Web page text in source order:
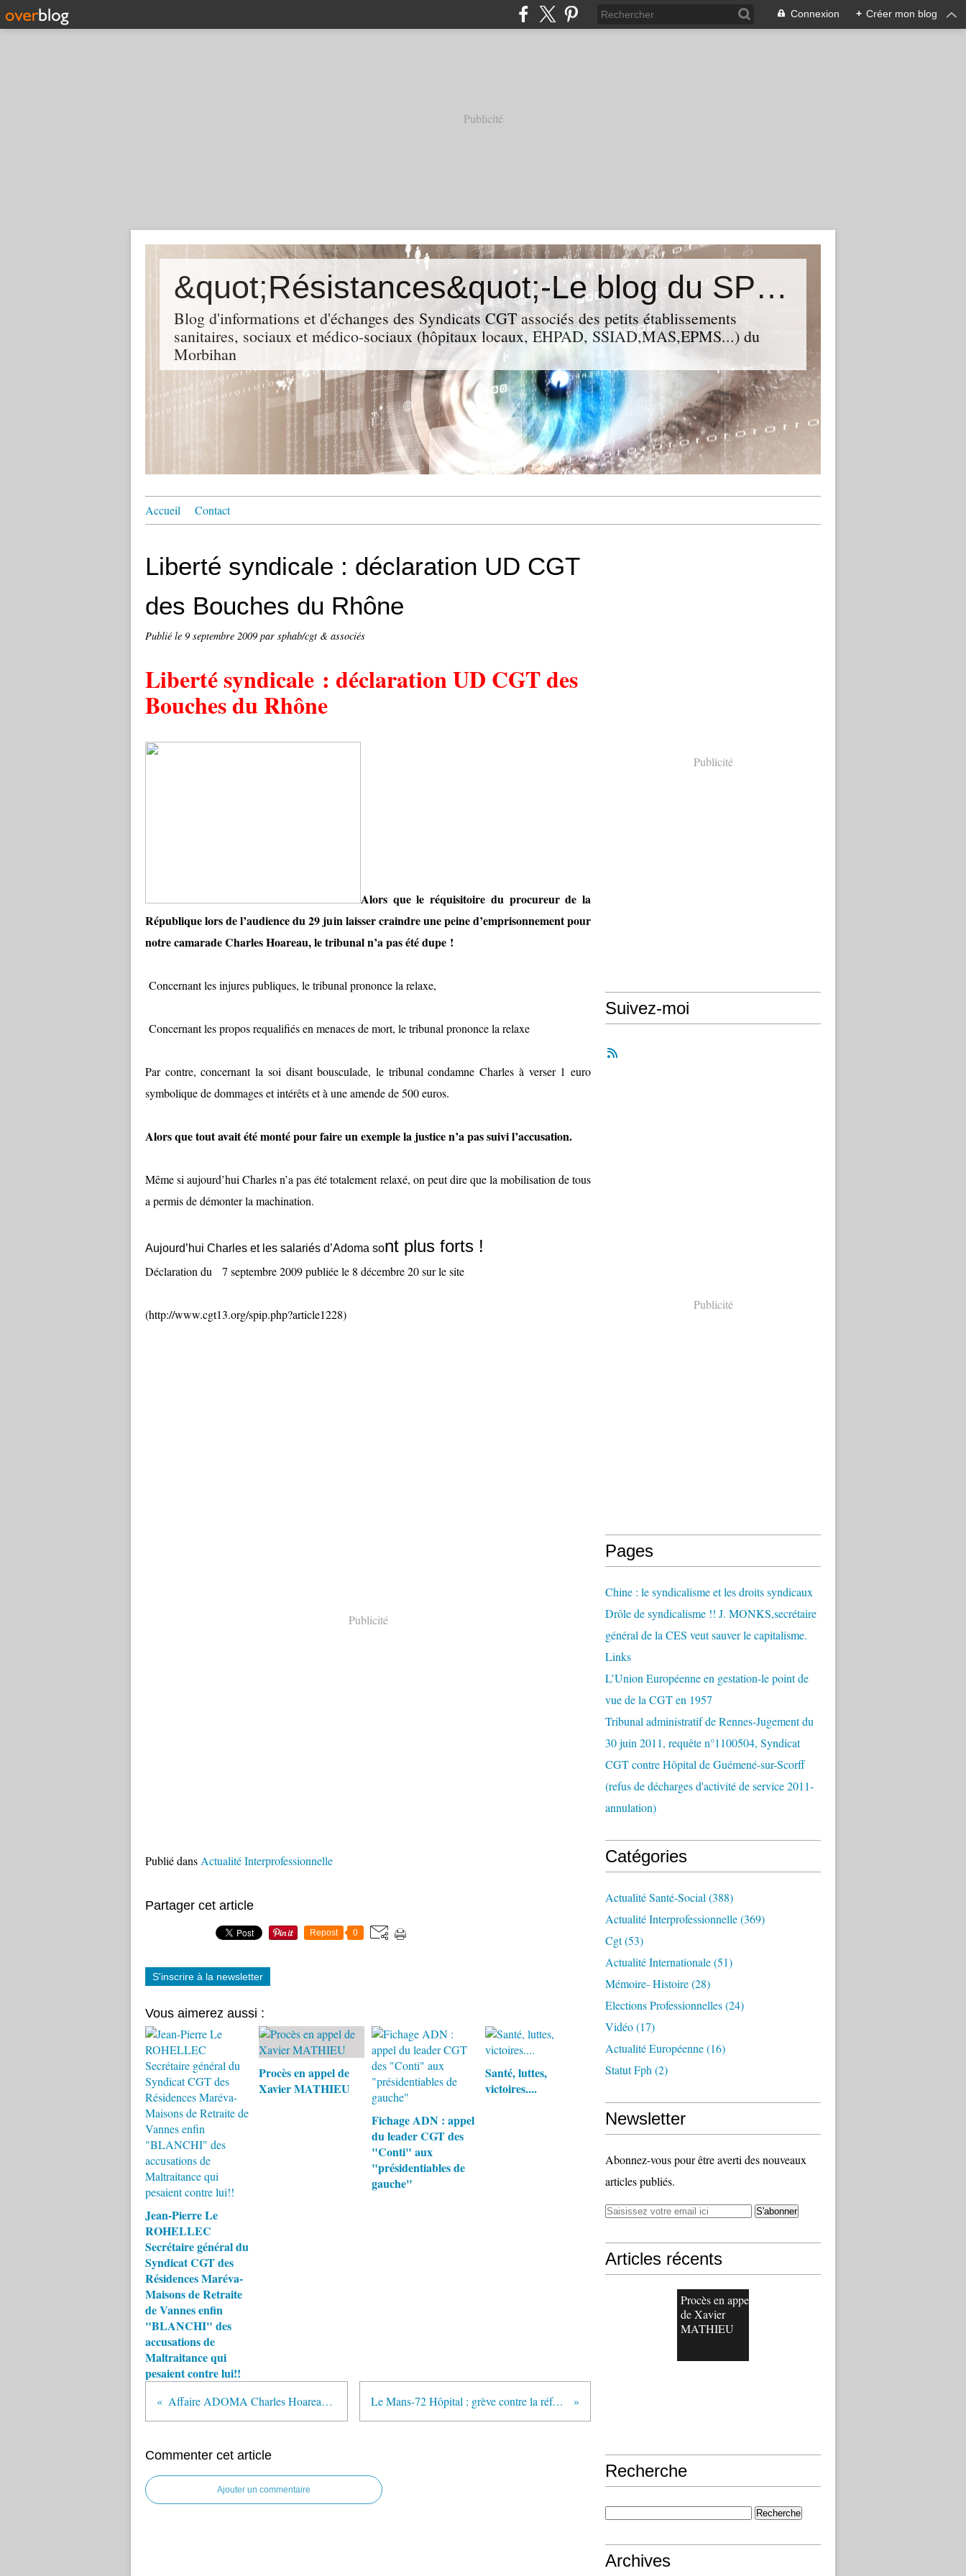
Connexion + Créer mon blog
Publicité
&quot;Résistances&quot;-Le blog du SPHAB/CGT (56-Guémené-sur-Scorff) et des Syndicats CGT associés des petits établissements sanitaires, sociaux et médico-sociaux du Morbihan qui résistent à la casse
Blog d'informations et d'échanges des Syndicats CGT associés des petits établissements
sanitaires, sociaux et médico-sociaux (hôpitaux locaux, EHPAD, SSIAD,MAS,EPMS...) du
Morbihan
Accueil Contact
Liberté syndicale : déclaration UD CGT
des Bouches du Rhône
Publié le 9 septembre 2009 par sphab/cgt & associés
Liberté syndicale : déclaration UD CGT des
Bouches du Rhône
Alors que le réquisitoire du procureur de la
République lors de l’audience du 29 juin laisser craindre une peine d’emprisonnement pour
notre camarade Charles Hoareau, le tribunal n’a pas été dupe !
Concernant les injures publiques, le tribunal prononce la relaxe,
Concernant les propos requalifiés en menaces de mort, le tribunal prononce la relaxe
Par contre, concernant la soi disant bousculade, le tribunal condamne Charles à verser 1 euro
symbolique de dommages et intérêts et à une amende de 500 euros.
Alors que tout avait été monté pour faire un exemple la justice n’a pas suivi l’accusation.
Même si aujourd’hui Charles n’a pas été totalement relaxé, on peut dire que la mobilisation de tous
a permis de démonter la machination.
Aujourd’hui Charles et les salariés d’Adoma sont plus forts !
Déclaration du 7 septembre 2009 publiée le 8 décembre 20 sur le site
(http://www.cgt13.org/spip.php?article1228)
Publicité
Publié dans Actualité Interprofessionnelle
Partager cet article
Repost 0
S'inscrire à la newsletter
Vous aimerez aussi :
Jean-Pierre Le
ROHELLEC
Secrétaire général du
Syndicat CGT des
Résidences Maréva-
Maisons de Retraite
de Vannes enfin
"BLANCHI" des
accusations de
Maltraitance qui
pesaient contre lui!!
Procès en appel de
Xavier MATHIEU
Fichage ADN : appel
du leader CGT des
"Conti" aux
"présidentiables de
gauche"
Santé, luttes,
victoires....
Affaire ADOMA Charles Hoareau partiellement relaxé Le Mans-72 Hôpital : grève contre la réforme du temps de travail
Commenter cet article
Ajouter un commentaire
Publicité
Suivez-moi
Publicité
Pages
Chine : le syndicalisme et les droits syndicaux
Drôle de syndicalisme !! J. MONKS,secrétaire
général de la CES veut sauver le capitalisme.
Links
L’Union Européenne en gestation-le point de
vue de la CGT en 1957
Tribunal administratif de Rennes-Jugement du
30 juin 2011, requête n°1100504, Syndicat
CGT contre Hôpital de Guémené-sur-Scorff
(refus de décharges d'activité de service 2011-
annulation)
Catégories
Actualité Santé-Social (388)
Actualité Interprofessionnelle(369)
Cgt(53)
Actualité Internationale(51)
Mémoire- Histoire(28)
Elections Professionnelles(24)
Vidéo(17)
Actualité Européenne(16)
Statut Fph (2)
Newsletter
Abonnez-vous pour être averti des nouveaux
articles publiés.
Articles récents
Procès en appel
de Xavier
MATHIEU
Recherche
Archives